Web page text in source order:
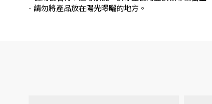
- 請勿將產品放在陽光曝曬的地方。